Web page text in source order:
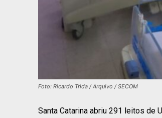
Foto: Ricardo Trida / Arquivo / SECOM
Santa Catarina abriu 291 leitos de